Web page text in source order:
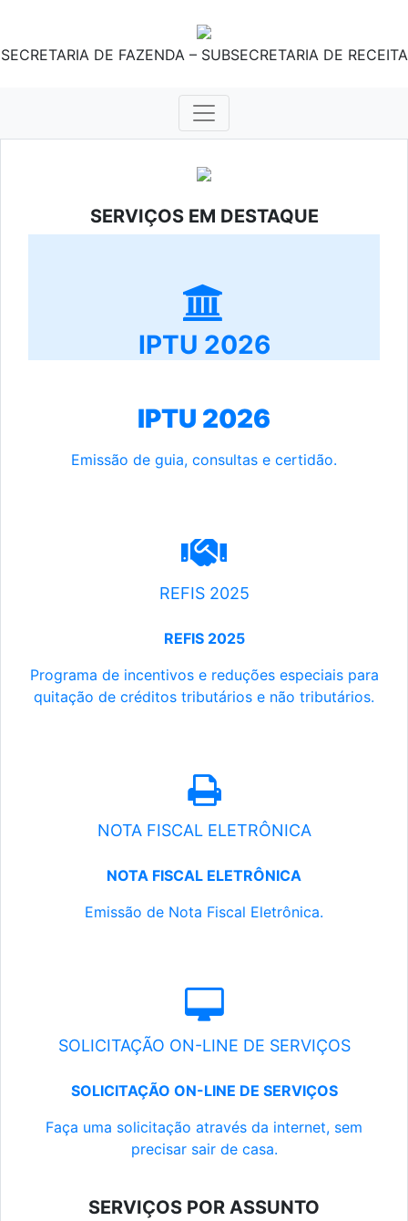
SECRETARIA DE FAZENDA – SUBSECRETARIA DE RECEITA
SERVIÇOS EM DESTAQUE
IPTU 2026
IPTU 2026
Emissão de guia, consultas e certidão.
REFIS 2025
REFIS 2025
Programa de incentivos e reduções especiais para
quitação de créditos tributários e não tributários.
NOTA FISCAL ELETRÔNICA
NOTA FISCAL ELETRÔNICA
Emissão de Nota Fiscal Eletrônica.
SOLICITAÇÃO ON-LINE DE SERVIÇOS
SOLICITAÇÃO ON-LINE DE SERVIÇOS
Faça uma solicitação através da internet, sem
precisar sair de casa.
SERVIÇOS POR ASSUNTO